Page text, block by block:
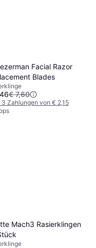
Facial Razor
Blades
€ 7,60
3 Zahlungen von € 2,15
Mach3 Rasierklingen